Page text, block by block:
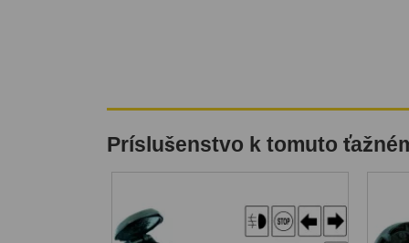
Príslušenstvo k tomuto